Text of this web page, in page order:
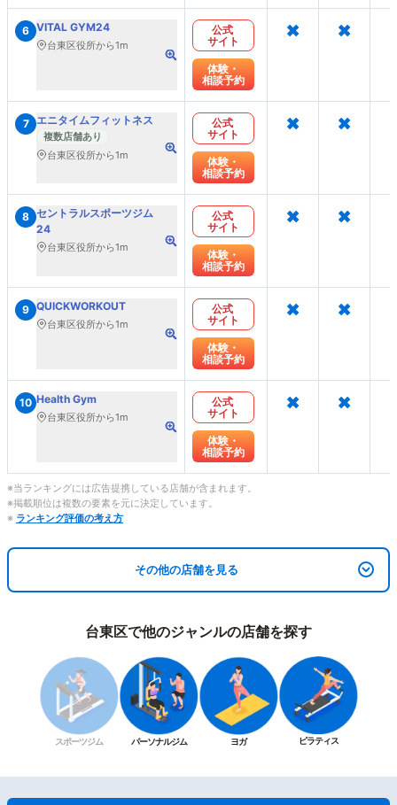
6 VITAL GYM24
台東区役所から1m
公式
サイト
体験・
相談予約
× ×
7 エニタイムフィットネス
複数店舗あり
台東区役所から1m
公式
サイト
体験・
相談予約
× ×
8 セントラルスポーツジム
24
台東区役所から1m
公式
サイト
体験・
相談予約
× ×
9 QUICKWORKOUT
台東区役所から1m
公式
サイト
体験・
相談予約
× ×
10 Health Gym
台東区役所から1m
公式
サイト
体験・
相談予約
× ×
※当ランキングには広告提携している店舗が含まれます。
※掲載順位は複数の要素を元に決定しています。
※ ランキング評価の考え方
その他の店舗を見る
台東区で他のジャンルの店舗を探す
スポーツジム パーソナルジム ヨガ ピラティス